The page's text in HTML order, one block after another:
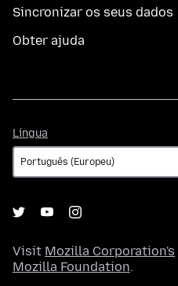
Sincronizar os seus dados
Obter ajuda
Língua
Visit Mozilla Corporation's
Mozilla Foundation.